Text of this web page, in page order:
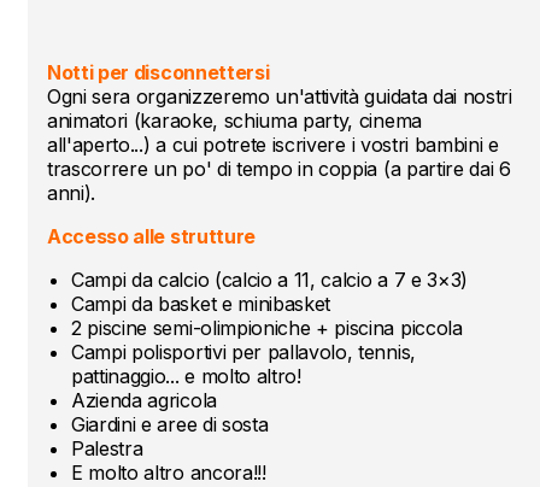
Notti per disconnettersi
Ogni sera organizzeremo un'attività guidata dai nostri
animatori (karaoke, schiuma party, cinema
all'aperto...) a cui potrete iscrivere i vostri bambini e
trascorrere un po' di tempo in coppia (a partire dai 6
anni).
Accesso alle strutture
Campi da calcio (calcio a 11, calcio a 7 e 3×3)
Campi da basket e minibasket
2 piscine semi-olimpioniche + piscina piccola
Campi polisportivi per pallavolo, tennis,
pattinaggio... e molto altro!
Azienda agricola
Giardini e aree di sosta
Palestra
E molto altro ancora!!!